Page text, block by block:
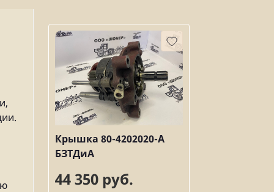
Крышка 80-4202020-А
БЗТДиА
44 350 руб.